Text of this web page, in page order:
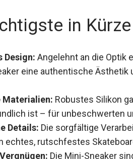
in Kürze
Design: Angelehnt an die Optik
eine authentische
Materialien: Robustes Silikon
ist – für
Details: Die sorgfältige
echtes, rutschfestes
Die Mini-Sneaker